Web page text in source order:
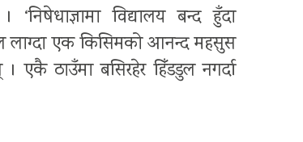
विद्यालय बन्द हुँदा
लाग्दा एक किसिमको आनन्द महसुस
एकै ठाउँमा बसिरहेर हिँडडुल नगर्दा